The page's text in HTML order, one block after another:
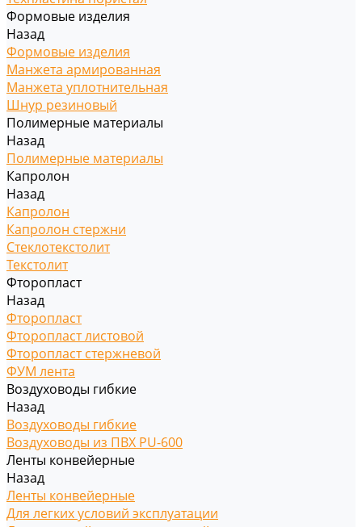
Формовые изделия
Назад
Формовые изделия
Манжета армированная
Манжета уплотнительная
Шнур резиновый
Полимерные материалы
Назад
Полимерные материалы
Капролон
Назад
Капролон
Капролон стержни
Стеклотекстолит
Текстолит
Фторопласт
Назад
Фторопласт
Фторопласт листовой
Фторопласт стержневой
ФУМ лента
Воздуховоды гибкие
Назад
Воздуховоды гибкие
Воздуховоды из ПВХ PU-600
Ленты конвейерные
Назад
Ленты конвейерные
Для легких условий эксплуатации